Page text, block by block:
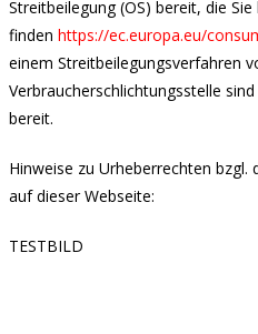
Streitbeilegung (OS) bereit, die Sie
finden https://ec.europa.eu/
einem Streitbeilegungsverfahren
Verbraucherschlichtungsstelle
bereit.
Hinweise zu Urheberrechten
auf dieser Webseite:
TESTBILD